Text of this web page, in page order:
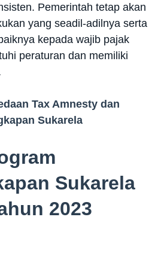
Pemerintah tetap akan
yang seadil-adilnya serta
kepada wajib pajak
peraturan dan memiliki
Tax Amnesty dan
Sukarela
Sukarela
2023